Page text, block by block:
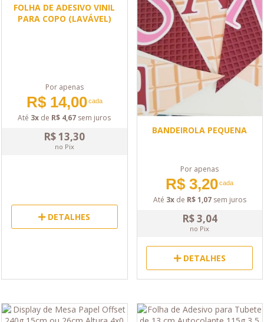
FOLHA DE ADESIVO VINIL
PARA COPO (LAVÁVEL)
Por apenas
R$ 14,00cada
Até 3x de R$ 4,67 sem juros
R$ 13,30
no Pix
DETALHES
BANDEIROLA PEQUENA
Por apenas
R$ 3,20cada
Até 3xde R$ 1,07sem juros
R$ 3,04
no Pix
DETALHES